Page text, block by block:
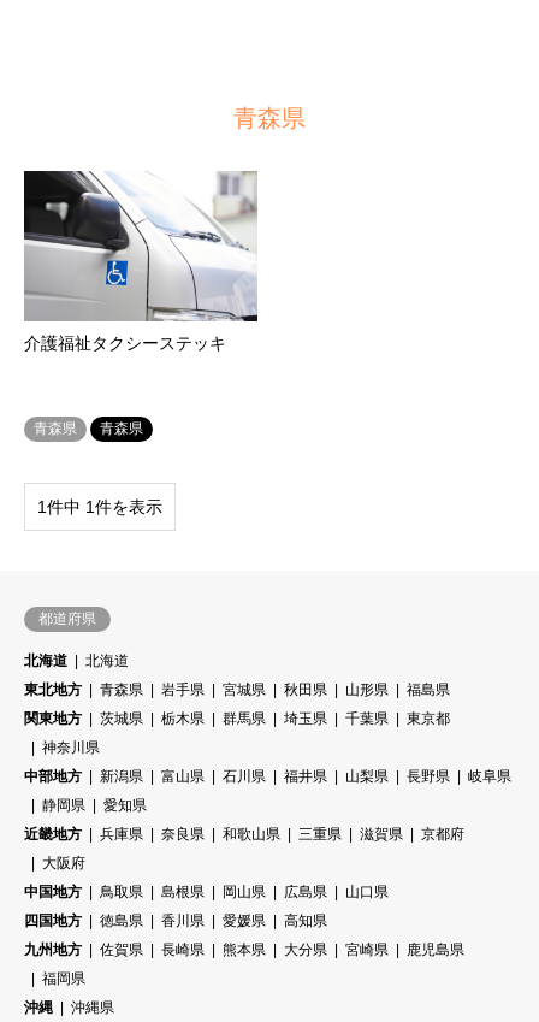
青森県
介護福祉タクシーステッキ
青森県 青森県
1件中 1件を表示
都道府県
北海道
北海道
東北地方
青森県 岩手県 宮城県 秋田県 山形県
福島県
関東地方
茨城県 栃木県 群馬県 埼玉県 千葉県
東京都
神奈川県
中部地方
新潟県 富山県 石川県 福井県 山梨県 長野県
岐阜県
静岡県
愛知県
近畿地方
兵庫県 奈良県 和歌山県 三重県 滋賀県
京都府
大阪府
中国地方
鳥取県 島根県 岡山県 広島県
山口県
四国地方
徳島県 香川県 愛媛県
高知県
九州地方
佐賀県 長崎県 熊本県 大分県 宮崎県
鹿児島県
福岡県
沖縄
沖縄県